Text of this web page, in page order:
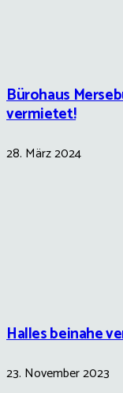
Bürohaus
vermietet!
28. März 2024
Halles beinahe
23. November 2023